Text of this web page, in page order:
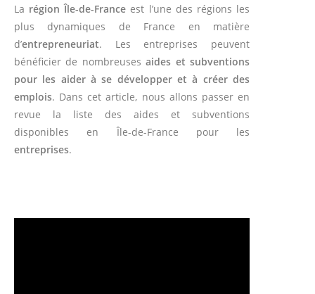
La région Île-de-France est l’une des régions les
plus dynamiques de France en matière
d’entrepreneuriat. Les entreprises peuvent
bénéficier de nombreusesaides et subventions
pour les aider à se développer et à créer des
emplois. Dans cet article, nous allons passer en
revue la liste des aides et subventions
disponibles en Île-de-France pour les
entreprises.